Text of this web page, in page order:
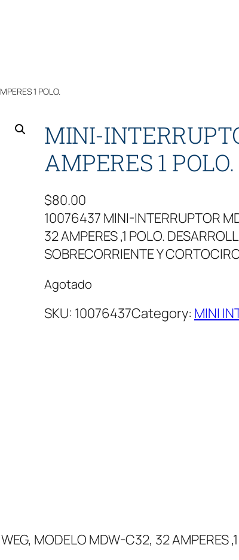
1 POLO.
MINI-
AMPERES 1 POLO.
$80.00
10076437 MINI-INTERRUPTOR
32 AMPERES ,1 POLO.
SOBRECORRIENTE Y
Agotado
SKU: 10076437Category: MINI
MODELO MDW-C32, 32 AMPERES